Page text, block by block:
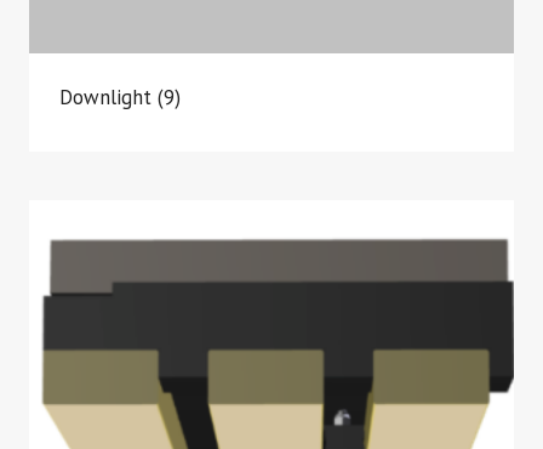
Downlight (9)